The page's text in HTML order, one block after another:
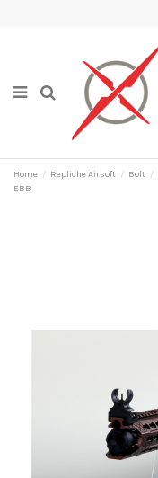
Home Repliche Airsoft Bolt
EBB